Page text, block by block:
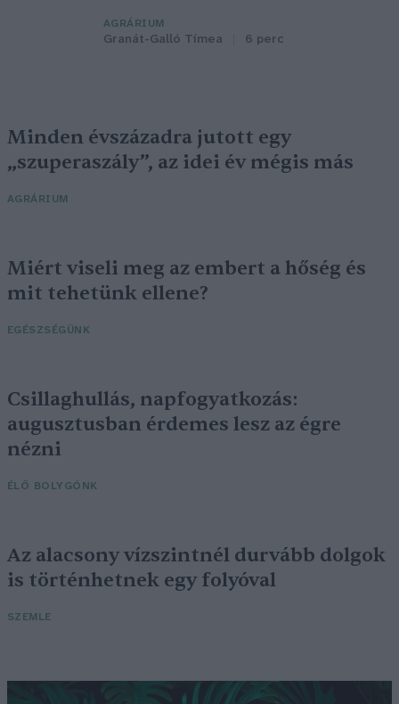
AGRÁRIUM
Granát-Galló Tímea 6 perc
Minden évszázadra jutott egy
„szuperaszály”, az idei év mégis más
AGRÁRIUM
Miért viseli meg az embert a hőség és
mit tehetünk ellene?
EGÉSZSÉGÜNK
Csillaghullás, napfogyatkozás:
augusztusban érdemes lesz az égre
nézni
ÉLŐ BOLYGÓNK
Az alacsony vízszintnél durvább dolgok
is történhetnek egy folyóval
SZEMLE